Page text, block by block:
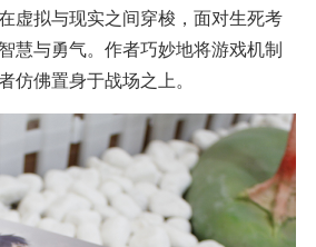
虚拟与现实之间穿梭，面对生死考
慧与勇气。作者巧妙地将游戏机制
仿佛置身于战场之上。